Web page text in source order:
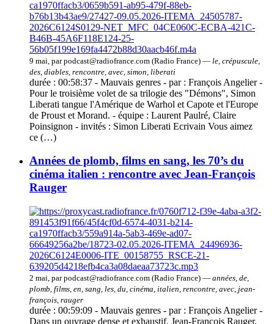
9 mai, par podcast@radiofrance.com (Radio France) — le, crépuscule,
des, diables, rencontre, avec, simon, liberati
durée : 00:58:37 - Mauvais genres - par : François Angelier -
Pour le troisième volet de sa trilogie des "Démons", Simon
Liberati tangue l'Amérique de Warhol et Capote et l'Europe
de Proust et Morand. - équipe : Laurent Paulré, Claire
Poinsignon - invités : Simon Liberati Ecrivain Vous aimez
ce (…)
Années de plomb, films en sang, les 70’s du
cinéma italien : rencontre avec Jean-François
Rauger
2 mai, par podcast@radiofrance.com (Radio France) — années, de,
plomb, films, en, sang, les, du, cinéma, italien, rencontre, avec, jean-
françois, rauger
durée : 00:59:09 - Mauvais genres - par : François Angelier -
Dans un ouvrage dense et exhaustif, Jean-François Rauger,